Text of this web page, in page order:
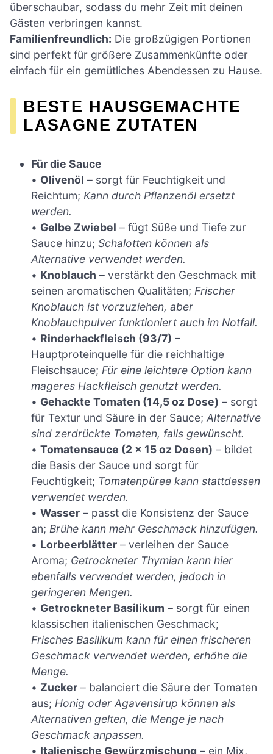
überschaubar, sodass du mehr Zeit mit deinen
Gästen verbringen kannst.
Familienfreundlich: Die großzügigen Portionen
sind perfekt für größere Zusammenkünfte oder
einfach für ein gemütliches Abendessen zu Hause.
BESTE HAUSGEMACHTE
LASAGNE ZUTATEN
Für die Sauce
• Olivenöl – sorgt für Feuchtigkeit und
Reichtum; Kann durch Pflanzenöl ersetzt
werden.
• Gelbe Zwiebel – fügt Süße und Tiefe zur
Sauce hinzu;Schalotten können als
Alternative verwendet werden.
• Knoblauch – verstärkt den Geschmack mit
seinen aromatischen Qualitäten; Frischer
Knoblauch ist vorzuziehen, aber
Knoblauchpulver funktioniert auch im Notfall.
• Rinderhackfleisch (93/7) –
Hauptproteinquelle für die reichhaltige
Fleischsauce; Für eine leichtere Option kann
mageres Hackfleisch genutzt werden.
• Gehackte Tomaten (14,5 oz Dose) – sorgt
für Textur und Säure in der Sauce;Alternative
sind zerdrückte Tomaten, falls gewünscht.
•Tomatensauce (2 x 15 oz Dosen) – bildet
die Basis der Sauce und sorgt für
Feuchtigkeit; Tomatenpüree kann stattdessen
verwendet werden.
•Wasser – passt die Konsistenz der Sauce
an; Brühe kann mehr Geschmack hinzufügen.
• Lorbeerblätter – verleihen der Sauce
Aroma; Getrockneter Thymian kann hier
ebenfalls verwendet werden, jedoch in
geringeren Mengen.
• Getrockneter Basilikum – sorgt für einen
klassischen italienischen Geschmack;
Frisches Basilikum kann für einen frischeren
Geschmack verwendet werden, erhöhe die
Menge.
• Zucker – balanciert die Säure der Tomaten
aus; Honig oder Agavensirup können als
Alternativen gelten, die Menge je nach
Geschmack anpassen.
• Italienische Gewürzmischung – ein Mix,